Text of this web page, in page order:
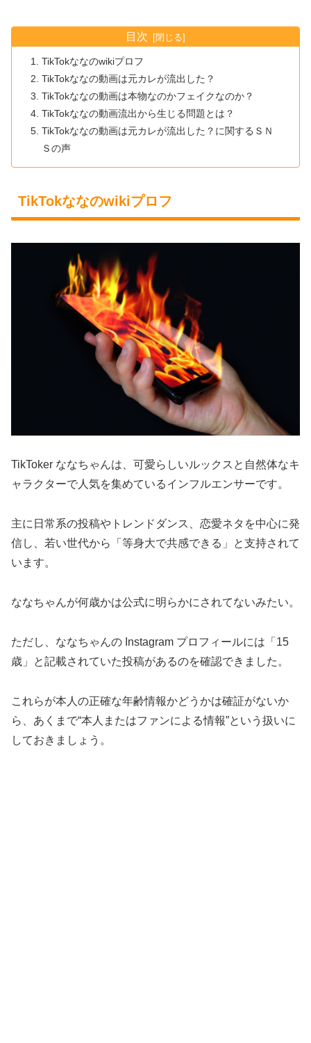
目次
TikTokななのwikiプロフ
TikTokななの動画は元カレが流出した？
TikTokななの動画は本物なのかフェイクなのか？
TikTokななの動画流出から生じる問題とは？
TikTokななの動画は元カレが流出した？に関するＳＮ
Ｓの声
TikTokななのwikiプロフ
TikToker ななちゃんは、可愛らしいルックスと自然体なキ
ャラクターで人気を集めているインフルエンサーです。
主に日常系の投稿やトレンドダンス、恋愛ネタを中心に発
信し、若い世代から「等身大で共感できる」と支持されて
います。
ななちゃんが何歳かは公式に明らかにされてないみたい。
ただし、ななちゃんの Instagram プロフィールには「15
歳」と記載されていた投稿があるのを確認できました。
これらが本人の正確な年齢情報かどうかは確証がないか
ら、あくまで“本人またはファンによる情報”という扱いに
しておきましょう。